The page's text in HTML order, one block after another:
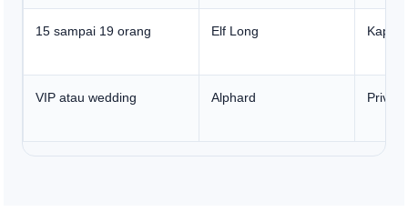
15 sampai 19 orang Elf Long
VIP atau wedding Alphard